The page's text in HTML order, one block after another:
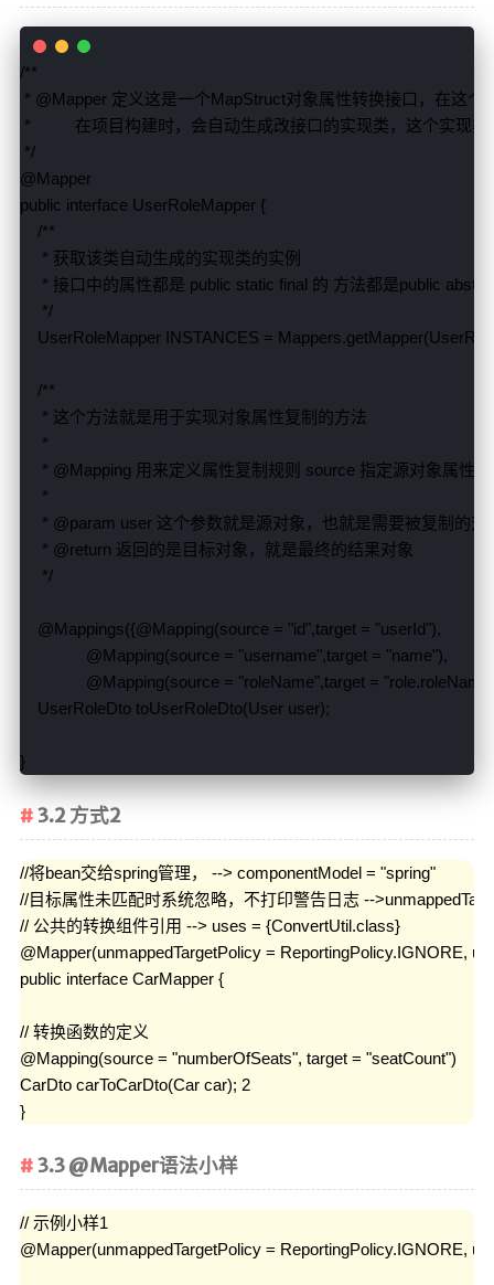
* @Mapper 定义这是一个 MapStruct
*
*/
@Mapper
public interface UserRoleMapper {
     *
* 接口中的属性都是 public static final 的 方法都是public
*/
UserRoleMapper
INSTANCES = Mappers.getMapper(
     *
     *
@Mapping 用来定义属性复制规则 source 指定源对象属性
     *
@param user
* @return
*/
@Mappings({@Mapping(source = "id",target = "userId")
@Mapping(source = "username",target = "name")
@Mapping(source = "roleName",target =
UserRoleDto toUserRoleDto(User user)
}
3.2 方式2
//将bean交给spring管理， --> componentModel = "spring"
//目标属性未匹配时系统忽略，不打印警告日志 --
// 公共的转换组件引用 --> uses = {ConvertUtil.class}
@Mapper(unmappedTargetPolicy = ReportingPolicy.IGNORE,
public interface CarMapper {
// 转换函数的定义
@Mapping(source = "numberOfSeats", target = "seatCount")
CarDto carToCarDto(Car car); 2
}
3.3 @Mapper语法小样
// 示例小样1
@Mapper(unmappedTargetPolicy = ReportingPolicy.IGNORE,